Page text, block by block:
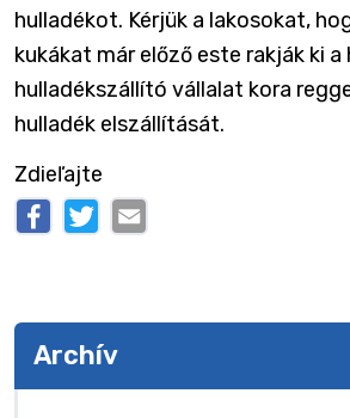
hulladékot. Kérjük a lakosokat,
kukákat már előző este rakják ki a
hulladékszállító vállalat kora
hulladék elszállítását.
Zdieľajte
Archív